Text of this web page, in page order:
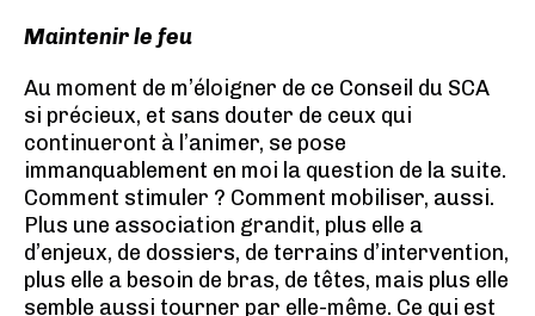
Maintenir le feu
Au moment de m’éloigner de ce Conseil du SCA
si précieux, et sans douter de ceux qui
continueront à l’animer, se pose
immanquablement en moi la question de la suite.
Comment stimuler ? Comment mobiliser, aussi.
Plus une association grandit, plus elle a
d’enjeux, de dossiers, de terrains d’intervention,
plus elle a besoin de bras, de têtes, mais plus elle
semble aussi tourner par elle-même. Ce qui est